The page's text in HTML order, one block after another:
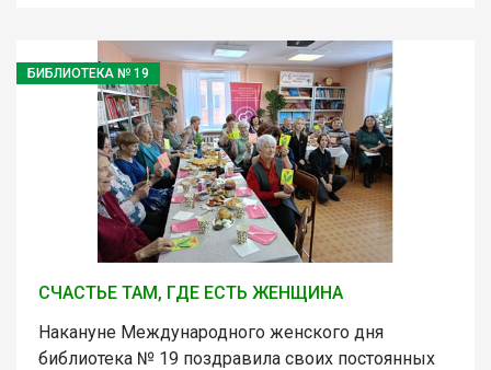
БИБЛИОТЕКА № 19
СЧАСТЬЕ ТАМ, ГДЕ ЕСТЬ ЖЕНЩИНА
Накануне Международного женского дня
библиотека № 19 поздравила своих постоянных